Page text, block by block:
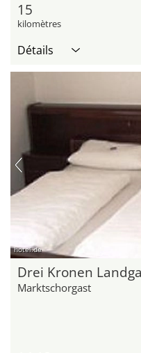
15
kilomètres
Détails
hotel.de
Drei Kronen
Marktschorgast